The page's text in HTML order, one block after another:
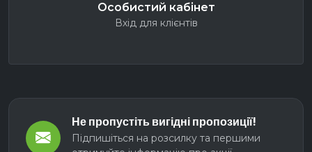
Особистий кабінет
Вхід для клієнтів
Не пропустіть вигідні пропозиції!
Підпишіться на розсилку та першими